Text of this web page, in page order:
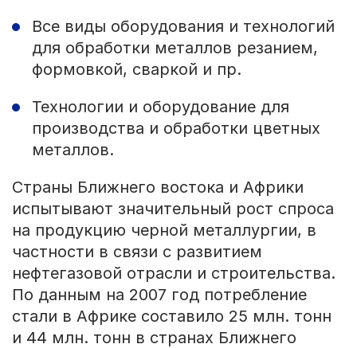
Все виды оборудования и технологий
для обработки металлов резанием,
формовкой, сваркой и пр.
Технологии и оборудование для
производства и обработки цветных
металлов.
Страны Ближнего востока и Африки
испытывают значительный рост спроса
на продукцию черной металлургии, в
частности в связи с развитием
нефтегазовой отрасли и строительства.
По данным на 2007 год потребление
стали в Африке составило 25 млн. тонн
и 44 млн. тонн в странах Ближнего